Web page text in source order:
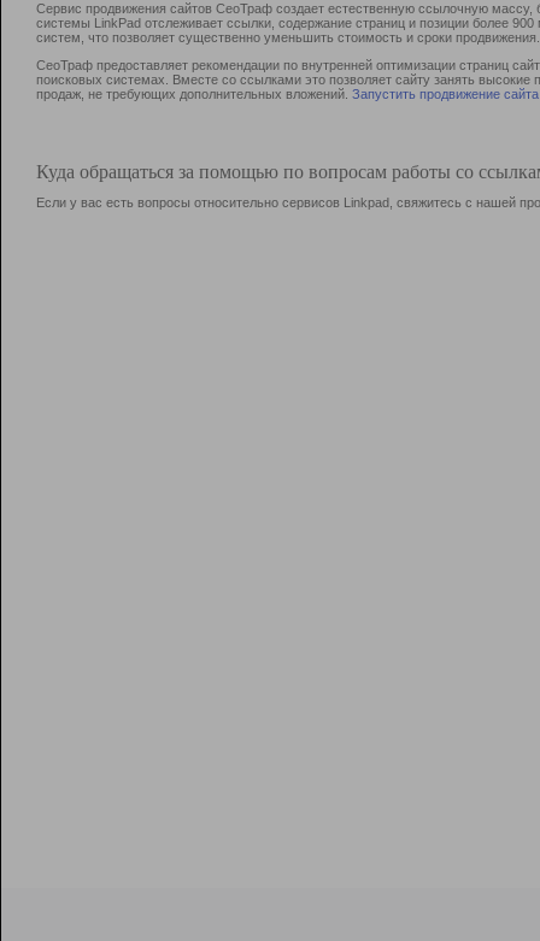
Сервис продвижения сайтов СеоТраф создает естественную ссылочную
системы LinkPad отслеживает ссылки, содержание страниц и позиции более
систем, что позволяет существенно уменьшить стоимость и сроки продвижения.
СеоТраф предоставляет рекомендации по внутренней оптимизации страниц
поисковых системах. Вместе со ссылками это позволяет сайту занять
продаж, не требующих дополнительных вложений. Запустить продвижение сайта
Куда обращаться за помощью по вопросам работы со
Если у вас есть вопросы относительно сервисов Linkpad, свяжитесь с нашей